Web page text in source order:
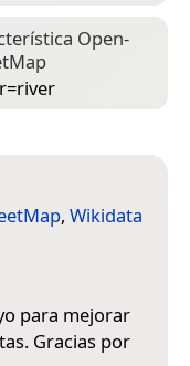
Open­
, Wikidata
para mejorar
Gracias por